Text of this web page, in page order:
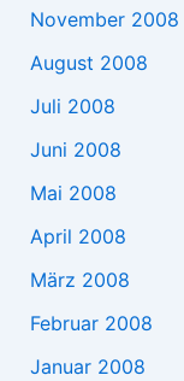
November 2008
August 2008
Juli 2008
Juni 2008
Mai 2008
April 2008
März 2008
Februar 2008
Januar 2008